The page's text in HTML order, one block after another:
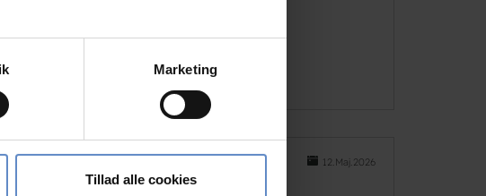
for få meter
til sociale medier og til at analysere
partnere inden for sociale medier,
Marketing
Tillad alle cookies
på.
12.Maj.2026